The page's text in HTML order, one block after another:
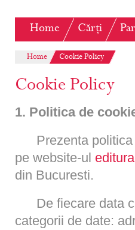
Home Cărți
Home Cookie Policy
Cookie Policy
1. Politica de
Prezenta
pe website-ul
din Bucuresti.
De fiecare data
categorii de date: